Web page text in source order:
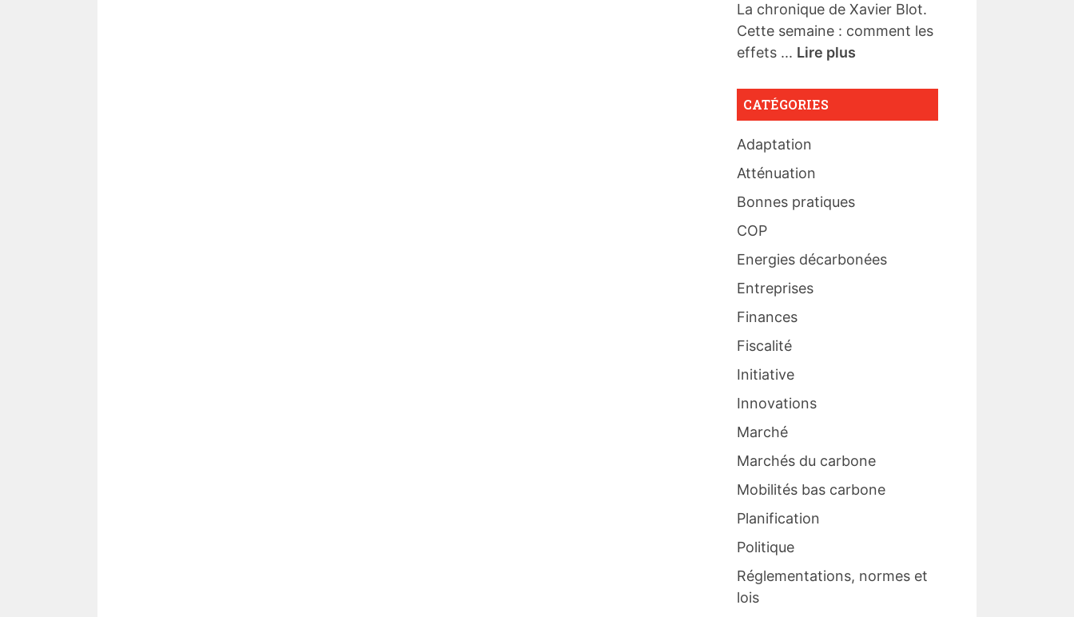
La chronique de Xavier Blot.
Cette semaine : comment les
effets ... Lire plus
CATÉGORIES
Adaptation
Atténuation
Bonnes pratiques
COP
Energies décarbonées
Entreprises
Finances
Fiscalité
Initiative
Innovations
Marché
Marchés du carbone
Mobilités bas carbone
Planification
Politique
Réglementations, normes et
lois